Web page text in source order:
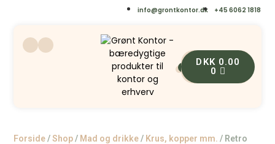
info@grontkontor.dk +45 6062 1818
0 DKK 0.00
0
Forside/Shop/ Mad og drikke/ Krus, kopper mm. / Retro